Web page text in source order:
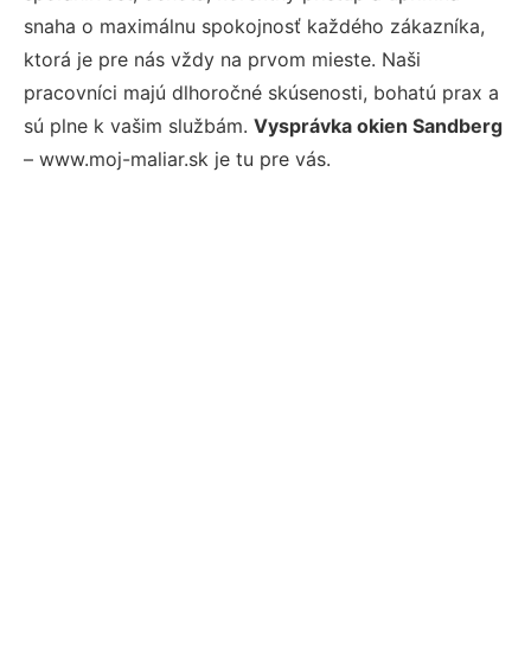
snaha o maximálnu spokojnosť každého zákazníka,
ktorá je pre nás vždy na prvom mieste. Naši
pracovníci majú dlhoročné skúsenosti, bohatú prax a
sú plne k vašim službám. Vysprávka okien Sandberg
– www.moj-maliar.sk je tu pre vás.